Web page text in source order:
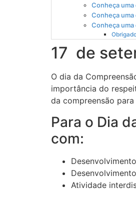
Conheça
Conheça
Conheça
17 de
O dia da
importância do
da compreensão
Para o Dia
com:
Atividade